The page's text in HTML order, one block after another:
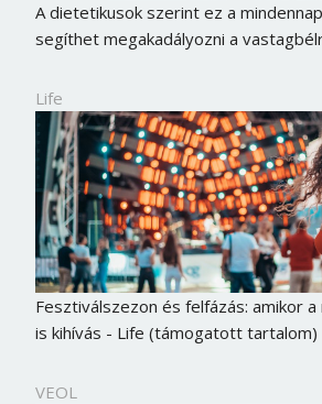
A dietetikusok szerint ez a
segíthet megakadályozni a
Life
Fesztiválszezon és felfázás: amikor
is kihívás - Life (támogatott tartalom)
VEOL